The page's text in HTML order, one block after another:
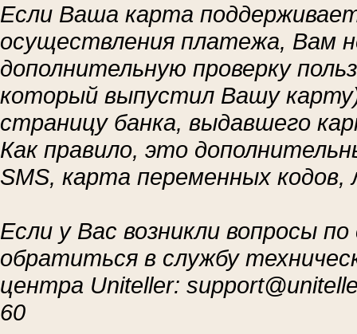
Если Ваша карта
осуществления платежа, Вам
дополнительную проверку
который выпустил Вашу
страницу банка, выдавшего
Как правило, это
SMS, карта переменных кодов,
Если у Вас возникли вопросы
обратиться в службу
центра Uniteller:
60